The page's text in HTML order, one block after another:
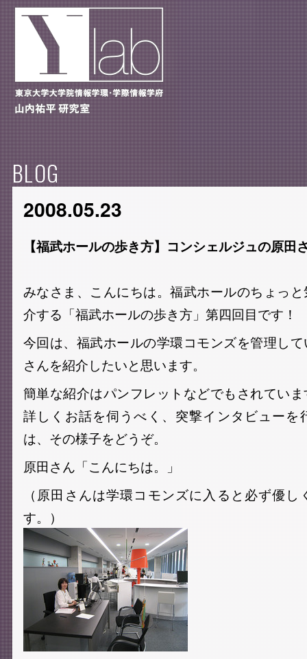
BLOG
2008.05.23
【福武ホールの歩き方】コンシェルジュの原田
みなさま、こんにちは。福武ホールのちょっ
介する「福武ホールの歩き方」第四回目です！
今回は、福武ホールの学環コモンズを管理し
さんを紹介したいと思います。
簡単な紹介はパンフレットなどでもされてい
詳しくお話を伺うべく、突撃インタビューを
は、その様子をどうぞ。
原田さん「こんにちは。」
（原田さんは学環コモンズに入ると必ず優
す。）